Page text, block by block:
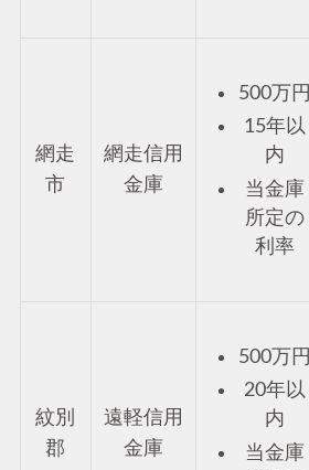
網走
市
網走信用
金庫
500万円
15年以
内
当金庫
所定の
利率
紋別
郡
遠軽信用
金庫
500万円
20年以
内
当金庫